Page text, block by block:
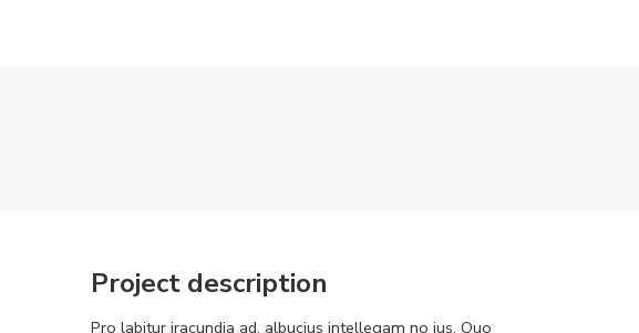
Project description
Pro labitur iracundia ad, albucius intellegam no ius. Quo